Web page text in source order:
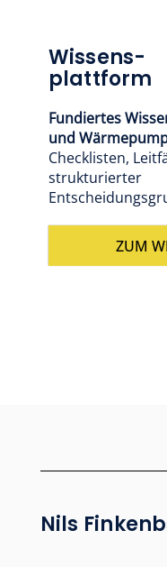
Wissens-
plattform
Fundiertes
und
Checklisten,
strukturierter
ZUM
Nils